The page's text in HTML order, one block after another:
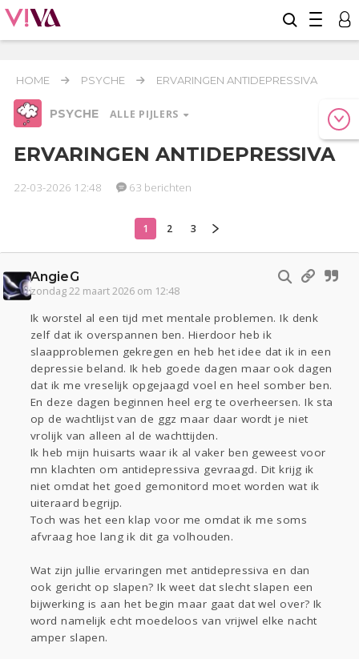
HOME PSYCHE ERVARINGEN ANTIDEPRESSIVA
PSYCHE ALLE PIJLERS
Relaties Werk & Studie
Oekraïne
Zwanger
Psyche
Klussen
Sport Contact Viva zoekt
Aangeboden
Gevraagd
Horen Doen
Zien
Lezen
ERVARINGEN ANTIDEPRESSIVA
22-03-2026 12:48 63 berichten
1 2 3
AngieG
zondag 22 maart 2026 om 12:48
Ik worstel al een tijd met mentale problemen. Ik denk
zelf dat ik overspannen ben. Hierdoor heb ik
slaapproblemen gekregen en heb het idee dat ik in een
depressie beland. Ik heb goede dagen maar ook dagen
dat ik me vreselijk opgejaagd voel en heel somber ben.
En deze dagen beginnen heel erg te overheersen. Ik sta
op de wachtlijst van de ggz maar daar wordt je niet
vrolijk van alleen al de wachttijden.
Ik heb mijn huisarts waar ik al vaker ben geweest voor
mn klachten om antidepressiva gevraagd. Dit krijg ik
niet omdat het goed gemonitord moet worden wat ik
uiteraard begrijp.
Toch was het een klap voor me omdat ik me soms
afvraag hoe lang ik dit ga volhouden.
Wat zijn jullie ervaringen met antidepressiva en dan
ook gericht op slapen? Ik weet dat slecht slapen een
bijwerking is aan het begin maar gaat dat wel over? Ik
word namelijk echt moedeloos van vrijwel elke nacht
amper slapen.